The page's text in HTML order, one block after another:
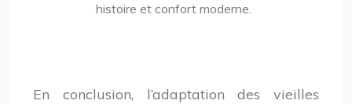
histoire et confort moderne.
En conclusion, l’adaptation des vieilles